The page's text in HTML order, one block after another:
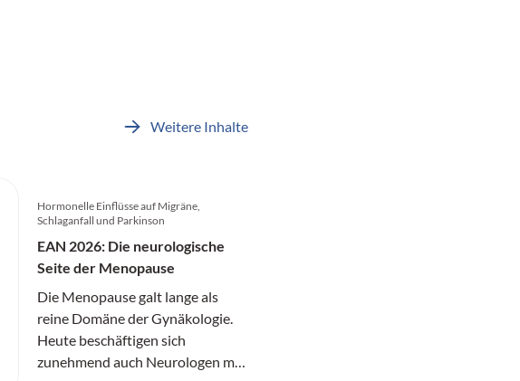
Weitere Inhalte
Hormonelle Einflüsse auf Migräne,
Schlaganfall und Parkinson
EAN 2026: Die neurologische
Seite der Menopause
Die Menopause galt lange als
reine Domäne der Gynäkologie.
Heute beschäftigen sich
zunehmend auch Neurologen mit